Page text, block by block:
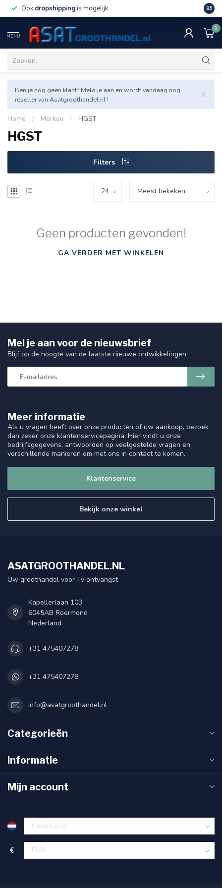
Ook dropshippingis mogelijk Veel
8.5
MENU
0
Ben je nog geen klant? Meld je aan en wordt vandaag nog
reseller van Asatgroothandel.nl !
Home / Merken / HGST
HGST
Filters
Geen producten gevonden!
GA VERDER MET WINKELEN
Meer informatie
Als u vragen heeft over onze producten of uw aankoop, bezoek
dan zeker onze klantenservicepagina. Hier vindt u onze
bedrijfsgegevens, antwoorden op veelgestelde vragen en
verschillende manieren om met ons in contact te komen.
Klantenservice
Bekijk onze winkel
Mel je aan voor de nieuwsbrief
Blijf op de hoogte van de laatste nieuwe ontwikkelingen
ASATGROOTHANDEL.NL
Uw groothandel voor Tv ontvangst
Kapellerlaan 103
6045AB Roermond
Nederland
+31 475407278
+31 475407278
info@asatgroothandel.nl
Categorieën
Informatie
Mijn account
€